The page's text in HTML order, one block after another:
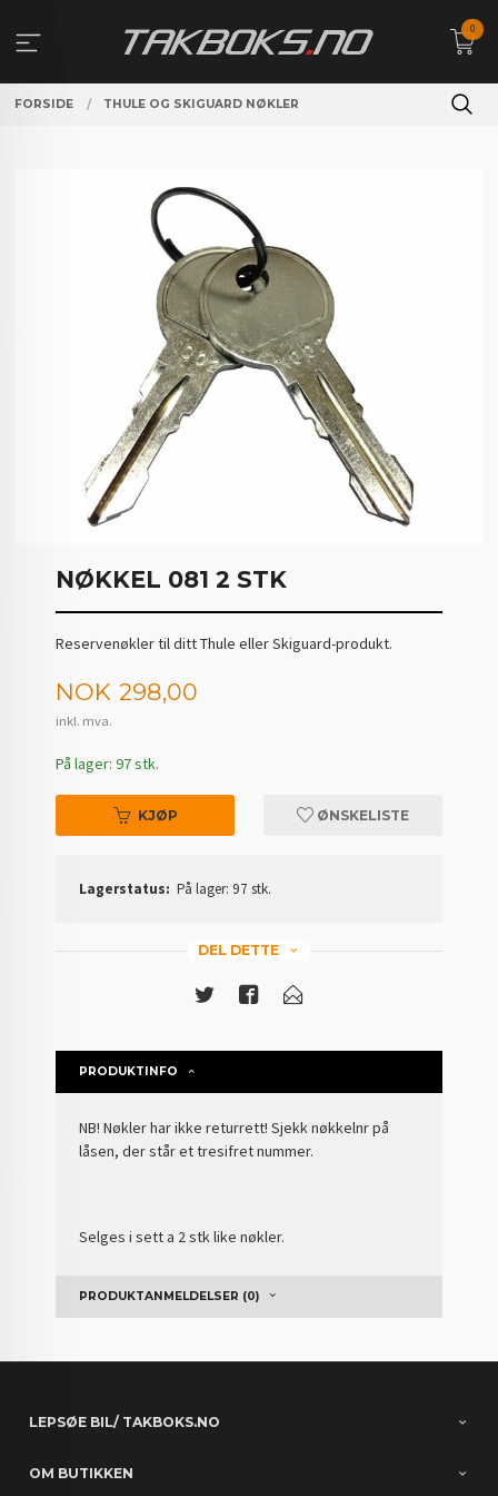
innholdet
0
FORSIDE THULE OG SKIGUARD NØKLER
NØKKEL 081 2 STK
Reservenøkler til ditt Thule eller Skiguard-produkt.
Pris
NOK 298,00
inkl. mva.
På lager: 97 stk.
KJØP ØNSKELISTE
Lagerstatus: På lager: 97 stk.
DEL DETTE
PRODUKTINFO
NB! Nøkler har ikke returrett! Sjekk nøkkelnr på
låsen, der står et tresifret nummer.
Selges i sett a 2 stk like nøkler.
PRODUKTANMELDELSER (0)
LEPSØE BIL/ TAKBOKS.NO
OM BUTIKKEN